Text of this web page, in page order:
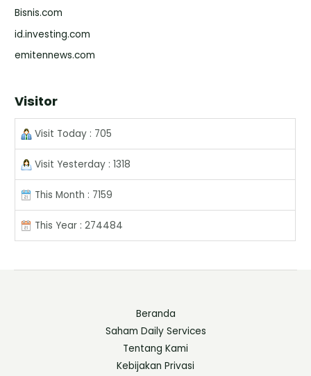
Bisnis.com
id.investing.com
emitennews.com
Visitor
Visit Today : 705
Visit Yesterday : 1318
This Month : 7159
This Year : 274484
Beranda
Saham Daily Services
Tentang Kami
Kebijakan Privasi